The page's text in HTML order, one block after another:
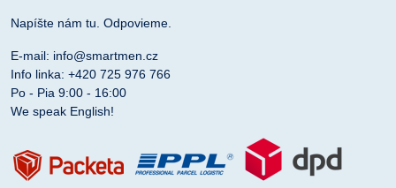
Napíšte nám tu. Odpovieme.
E-mail: info@smartmen.cz
Info linka: +420 725 976 766
Po - Pia 9:00 - 16:00
We speak English!